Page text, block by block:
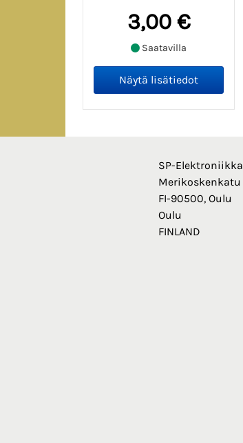
3,00 €
Saatavilla
SP-Elektroniikka
Merikoskenkatu
FI-90500, Oulu
Oulu
FINLAND